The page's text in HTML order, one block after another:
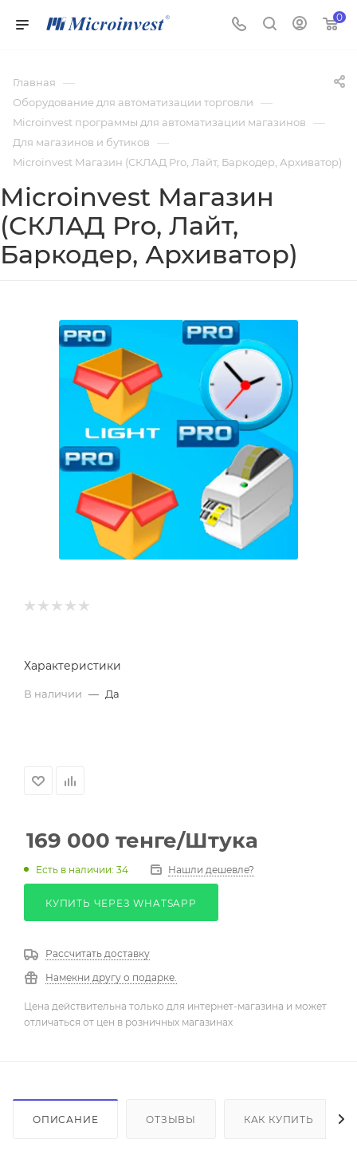
0
Главная —
Оборудование для автоматизации торговли —
Microinvest программы для автоматизации магазинов —
Для магазинов и бутиков —
Microinvest Магазин (СКЛАД Pro, Лайт, Баркодер, Архиватор)
Microinvest Магазин
(СКЛАД Pro, Лайт,
Баркодер, Архиватор)
Характеристики
В наличии — Да
169 000 тенге/Штука
Есть в наличии: 34 Нашли дешевле?
КУПИТЬ ЧЕРЕЗ WHATSAPP
Рассчитать доставку
Намекни другу о подарке.
Цена действительна только для интернет-магазина и может
отличаться от цен в розничных магазинах
ОПИСАНИЕ ОТЗЫВЫ КАК КУПИТЬ